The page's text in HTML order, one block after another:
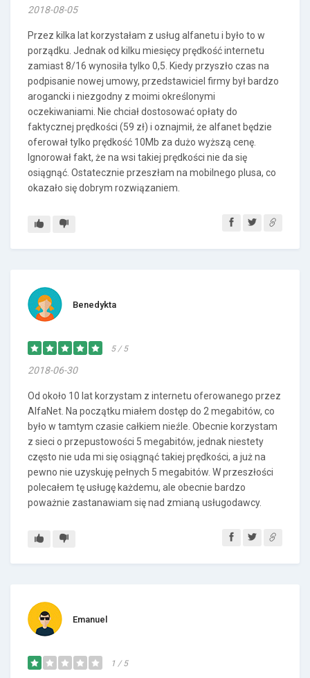
2018-08-05
Przez kilka lat korzystałam z usług alfanetu i było to w
porządku. Jednak od kilku miesięcy prędkość internetu
zamiast 8/16 wynosiła tylko 0,5. Kiedy przyszło czas na
podpisanie nowej umowy, przedstawiciel firmy był bardzo
arogancki i niezgodny z moimi określonymi
oczekiwaniami. Nie chciał dostosować opłaty do
faktycznej prędkości (59 zł) i oznajmił, że alfanet będzie
oferował tylko prędkość 10Mb za dużo wyższą cenę.
Ignorował fakt, że na wsi takiej prędkości nie da się
osiągnąć. Ostatecznie przeszłam na mobilnego plusa, co
okazało się dobrym rozwiązaniem.
Benedykta
5 / 5
2018-06-30
Od około 10 lat korzystam z internetu oferowanego przez
AlfaNet. Na początku miałem dostęp do 2 megabitów, co
było w tamtym czasie całkiem nieźle. Obecnie korzystam
z sieci o przepustowości 5 megabitów, jednak niestety
często nie uda mi się osiągnąć takiej prędkości, a już na
pewno nie uzyskuję pełnych 5 megabitów. W przeszłości
polecałem tę usługę każdemu, ale obecnie bardzo
poważnie zastanawiam się nad zmianą usługodawcy.
Emanuel
1 / 5